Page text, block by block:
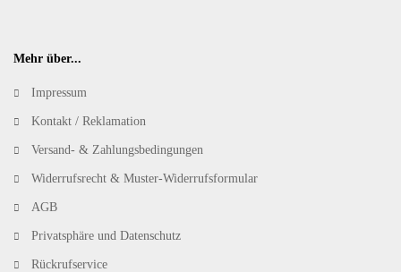
Mehr über...
Impressum
Kontakt / Reklamation
Versand- & Zahlungsbedingungen
Widerrufsrecht & Muster-Widerrufsformular
AGB
Privatsphäre und Datenschutz
Rückrufservice